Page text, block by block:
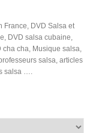
France, DVD Salsa et
DVD salsa cubaine,
cha, Musique salsa,
salsa, articles
salsa ….